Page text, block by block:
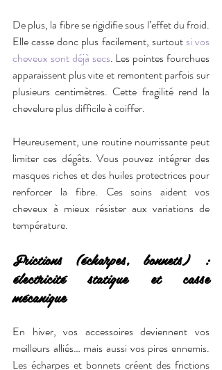
De plus, la fibre se rigidifie sous l’effet du froid.
Elle casse donc plus facilement, surtout si vos
cheveux sont déjà secs. Les pointes fourchues
apparaissent plus vite et remontent parfois sur
plusieurs centimètres. Cette fragilité rend la
chevelure plus difficile à coiffer.
Heureusement, une routine nourrissante peut
limiter ces dégâts. Vous pouvez intégrer des
masques riches et des huiles protectrices pour
renforcer la fibre. Ces soins aident vos
cheveux à mieux résister aux variations de
température.
Frictions (écharpes, bonnets) :
électricité statique et casse
mécanique
En hiver, vos accessoires deviennent vos
meilleurs alliés… mais aussi vos pires ennemis.
Les écharpes et bonnets créent des frictions